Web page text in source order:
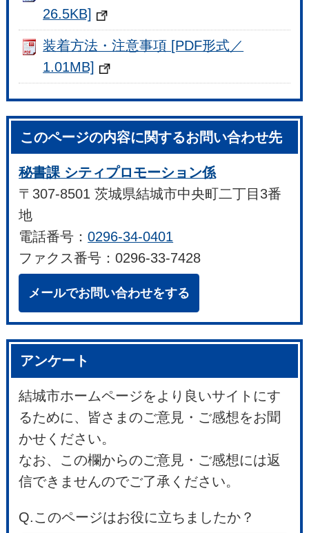
26.5KB]
装着方法・注意事項 [PDF形式／
1.01MB]
このページの内容に関するお問い合わせ先
秘書課 シティプロモーション係
〒307-8501 茨城県結城市中央町二丁目3番
地
電話番号：0296-34-0401
ファクス番号：0296-33-7428
メールでお問い合わせをする
アンケート
結城市ホームページをより良いサイトにす
るために、皆さまのご意見・ご感想をお聞
かせください。
なお、この欄からのご意見・ご感想には返
信できませんのでご了承ください。
Q.このページはお役に立ちましたか？